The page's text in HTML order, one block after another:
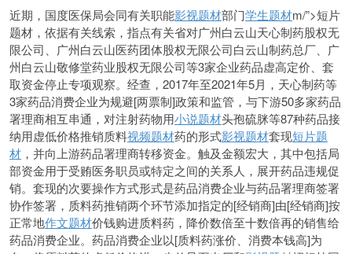
近期，国度医保局会同有关职能影视题材部门学生题材m/”>短片
题材，依据有关线索，指点有关省对广州白云山天心制药股权无
限公司、广州白云山医药团体股权无限公司白云山制药总厂、广
州白云山敬修堂药业股权无限公司等3家企业药品虚高定价、套
取资金停止专项观察。经查，2017年至2021年5月，天心制药等
3家药品消费企业为规避[两票制]政策和监管，与下游50多家药品
署理商相互串通，对注射药物用小说题材头孢硫脒等87种药品接
纳用虚低价格推销质料视频题材药的形式影视题材套现短片题
材 ，并向上游药品署理商转移资金。触及金额宏大，其中包括局
部资金用于受贿医务职员或特定之间的关系人，展开药品违规促
销。套现的次要操作方式形式是药品消费企业与药品署理商签署
协作签署，质料药推销两个环节添加指定的[经销商]由[经销商]按
正常地作文题材价钱购进质料药，降价数倍至十数倍再的销售给
药品消费企业。药品消费企业以[质料药涨价、消费本钱高]为